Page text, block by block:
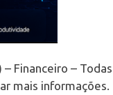
Financeiro – Todas
mais informações.